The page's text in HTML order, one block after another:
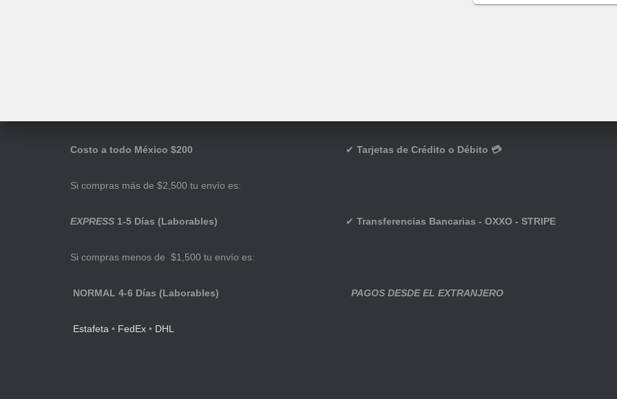
Costo a todo México $200
Si compras más de $2,500 tu envío es:
EXPRESS 1-5 Días (Laborables)
Si compras menos de $1,500 tu envío es:
NORMAL 4-6 Días (Laborables)
Estafeta • FedEx • DHL
✔ Tarjetas de Crédito o Débito 💳
✔ Transferencias Bancarias - OXXO - STRIPE
PAGOS DESDE EL EXTRANJERO